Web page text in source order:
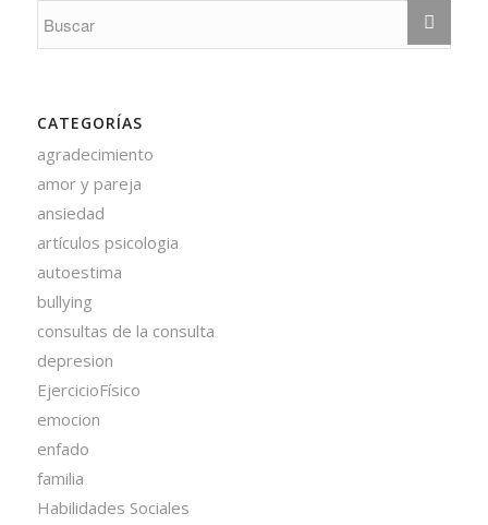
CATEGORÍAS
agradecimiento
amor y pareja
ansiedad
artículos psicologia
autoestima
bullying
consultas de la consulta
depresion
EjercicioFísico
emocion
enfado
familia
Habilidades Sociales